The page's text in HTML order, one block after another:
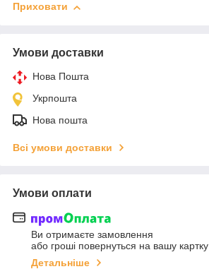
Приховати
Умови доставки
Нова Пошта
Укрпошта
Нова пошта
Всі умови доставки
Умови оплати
Ви отримаєте замовлення
або гроші повернуться на вашу картку
Детальніше